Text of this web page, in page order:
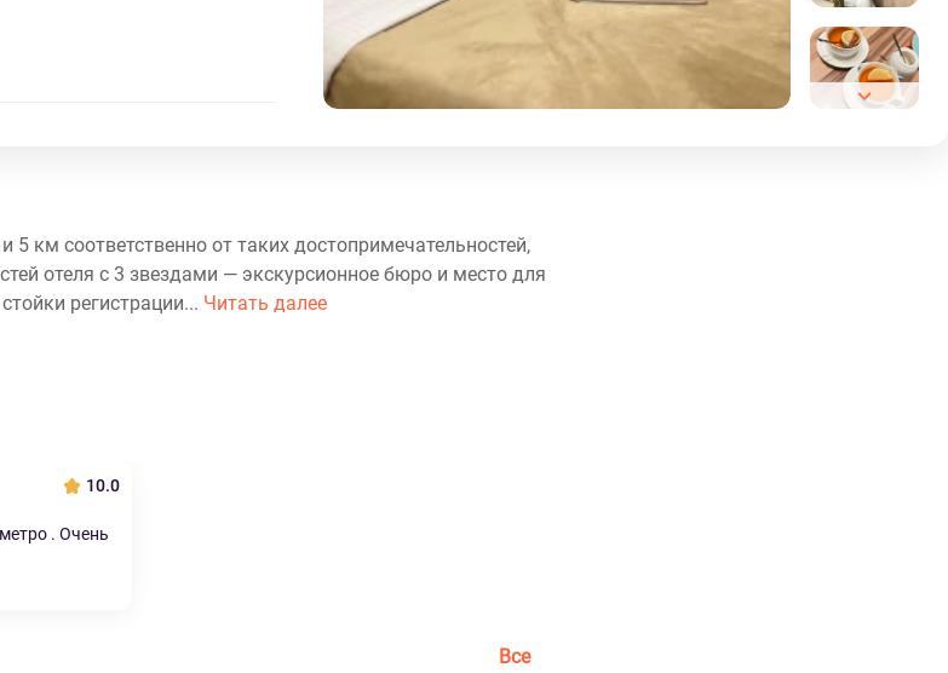
км соответственно от таких достопримечательностей,
отеля с 3 звездами — экскурсионное бюро и место для
регистрации... Читать далее
10.0
. Очень
Все